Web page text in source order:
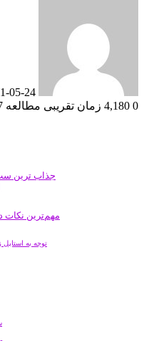
05-24
0
4,180 زمان تقریبی مطالعه 7 دقیقه
جذاب‌ ترین
مهم‌ترین
توجه به